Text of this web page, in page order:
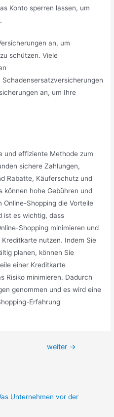
Konto sperren lassen, um
an, um
schützen. Viele
an, um Ihre
und effiziente Methode zum
sichere Zahlungen,
Rabatte, Käuferschutz und
können hohe Gebühren und
Online-Shopping die Vorteile
ist es wichtig, dass
Shopping minimieren und
nutzen. Indem Sie
planen, können Sie
einer Kreditkarte
Risiko minimieren. Dadurch
genommen und es wird eine
Erfahrung
weiter →
Unternehmen vor der